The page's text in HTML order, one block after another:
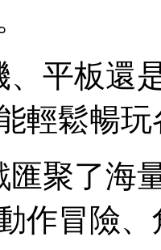
、平板還
輕鬆暢
匯聚了海
作冒險